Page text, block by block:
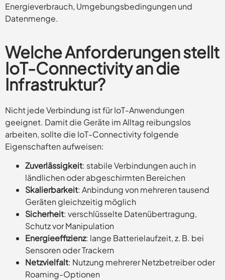
Energieverbrauch, Umgebungsbedingungen und
Datenmenge.
Welche Anforderungen stellt
IoT-Connectivity an die
Infrastruktur?
Nicht jede Verbindung ist für IoT-Anwendungen
geeignet. Damit die Geräte im Alltag reibungslos
arbeiten, sollte die IoT-Connectivity folgende
Eigenschaften aufweisen:
Zuverlässigkeit: stabile Verbindungen auch in
ländlichen oder abgeschirmten Bereichen
Skalierbarkeit: Anbindung von mehreren tausend
Geräten gleichzeitig möglich
Sicherheit: verschlüsselte Datenübertragung,
Schutz vor Manipulation
Energieeffizienz: lange Batterielaufzeit, z. B. bei
Sensoren oder Trackern
Netzvielfalt: Nutzung mehrerer Netzbetreiber oder
Roaming-Optionen